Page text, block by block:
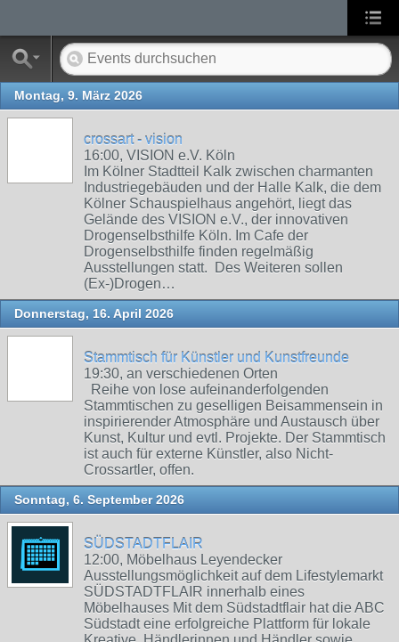
Montag, 9. März 2026
crossart - vision
16:00, VISION e.V. Köln
Im Kölner Stadtteil Kalk zwischen charmanten
Industriegebäuden und der Halle Kalk, die dem
Kölner Schauspielhaus angehört, liegt das
Gelände des VISION e.V., der innovativen
Drogenselbsthilfe Köln. Im Cafe der
Drogenselbsthilfe finden regelmäßig
Ausstellungen statt. Des Weiteren sollen
(Ex-)Drogen…
Donnerstag, 16. April 2026
Stammtisch für Künstler und Kunstfreunde
19:30, an verschiedenen Orten
Reihe von lose aufeinanderfolgenden
Stammtischen zu geselligen Beisammensein in
inspirierender Atmosphäre und Austausch über
Kunst, Kultur und evtl. Projekte. Der Stammtisch
ist auch für externe Künstler, also Nicht-
Crossartler, offen.
Sonntag, 6. September 2026
SÜDSTADTFLAIR
12:00, Möbelhaus Leyendecker
Ausstellungsmöglichkeit auf dem Lifestylemarkt
SÜDSTADTFLAIR innerhalb eines
Möbelhauses Mit dem Südstadtflair hat die ABC
Südstadt eine erfolgreiche Plattform für lokale